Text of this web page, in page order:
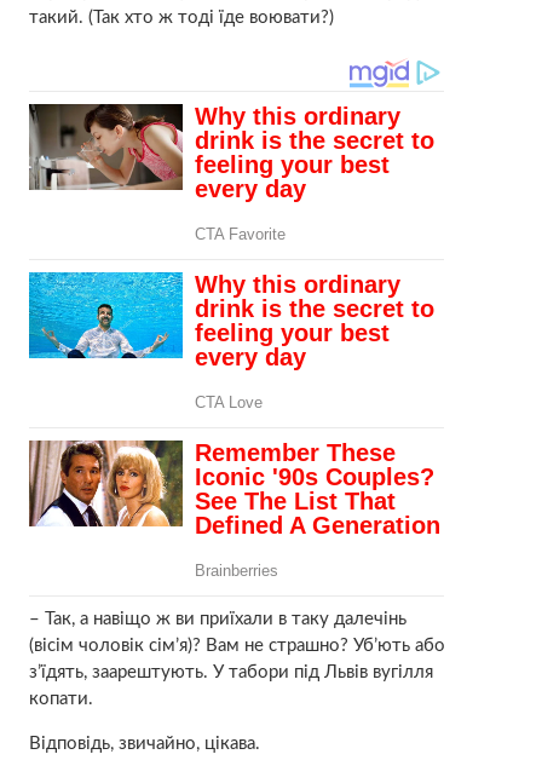
такий. (Так хто ж тоді їде воювати?)
– Так, а навіщо ж ви приїхали в таку далечінь
(вісім чоловік сім’я)? Вам не страшно? Уб’ють або
з’їдять, заарештують. У табори під Львів вугілля
копати.
Відповідь, звичайно, цікава.